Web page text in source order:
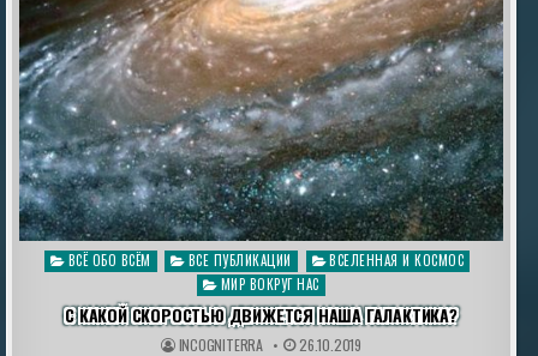
Опубликовано
в
ВСЁ ОБО ВСЁМ ВСЕ ПУБЛИКАЦИИ
ВСЕЛЕННАЯ И КОСМОС
МИР ВОКРУГ НАС
С КАКОЙ СКОРОСТЬЮ ДВИЖЕТСЯ НАША ГАЛАКТИКА?
INCOGNITERRA 26.10.2019